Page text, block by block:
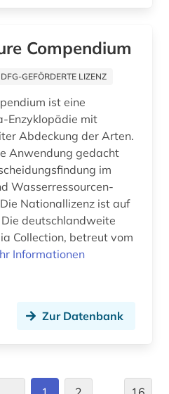
inklusion &lt;soziologie&gt; (1)
study (1)
interventionsstudie (1)
Compendium
GEFÖRDERTE LIZENZ
ist eine
Enzyklopädie mit
Abdeckung der Arten.
Anwendung gedacht
im
Wasserressourcen-
Nationallizenz ist auf
deutschlandweite
Collection, betreut vom
Informationen
Zur Datenbank